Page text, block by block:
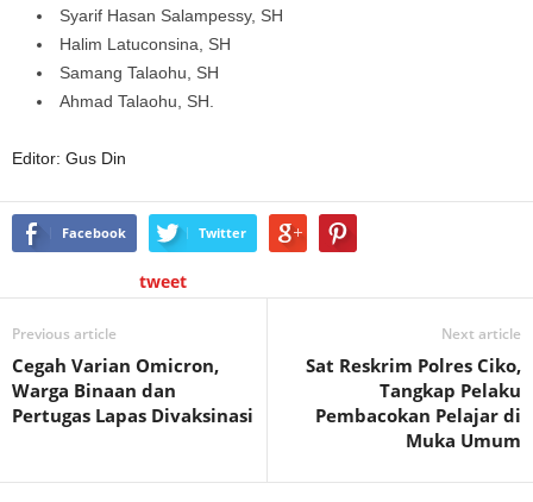
Syarif Hasan Salampessy, SH
Halim Latuconsina, SH
Samang Talaohu, SH
Ahmad Talaohu, SH.
Editor: Gus Din
Facebook Twitter
tweet
Previous article
Cegah Varian Omicron,
Warga Binaan dan
Pertugas Lapas Divaksinasi
Next article
Sat Reskrim Polres Ciko,
Tangkap Pelaku
Pembacokan Pelajar di
Muka Umum